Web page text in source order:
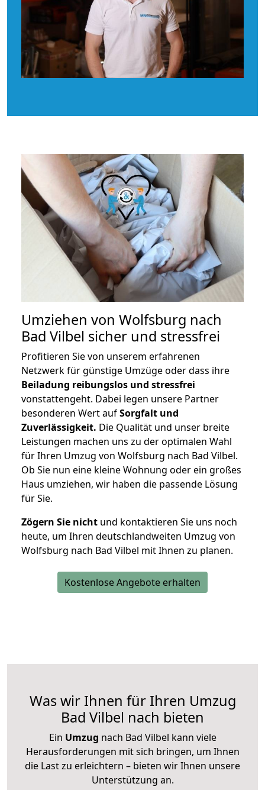
Umziehen von Wolfsburg nach
Bad Vilbel sicher und stressfrei
Profitieren Sie von unserem erfahrenen
Netzwerk für günstige Umzüge oder dass ihre
Beiladung reibungslos und stressfrei
vonstattengeht. Dabei legen unsere Partner
besonderen Wert aufSorgfalt und
Zuverlässigkeit. Die Qualität und unser breite
Leistungen machen uns zu der optimalen Wahl
für Ihren Umzug von Wolfsburg nach Bad Vilbel.
Ob Sie nun eine kleine Wohnung oder ein großes
Haus umziehen, wir haben die passende Lösung
für Sie.
Zögern Sie nicht und kontaktieren Sie uns noch
heute, um Ihren deutschlandweiten Umzug von
Wolfsburg nach Bad Vilbel mit Ihnen zu planen.
Kostenlose Angebote erhalten
Was wir Ihnen für Ihren Umzug
Bad Vilbel nach bieten
Ein Umzug nach Bad Vilbel kann viele
Herausforderungen mit sich bringen, um Ihnen
die Last zu erleichtern – bieten wir Ihnen unsere
Unterstützung an.